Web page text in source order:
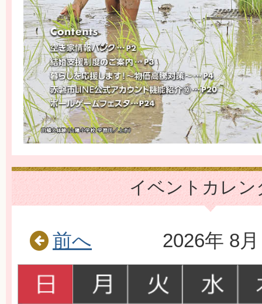
イベントカレン
前へ 2026年 8月